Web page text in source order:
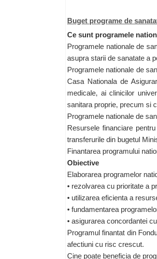
Buget programe de
Ce sunt programele
Programele nationale de
asupra starii de sanatate a
Programele nationale de
Casa Nationala de
medicale, ai clinicilor
sanitara proprie, precum si
Programele nationale de
Resursele financiare
transferurile din bugetul
Finantarea programului
Obiective
Elaborarea programelor
• rezolvarea cu prioritate a
• utilizarea eficienta a
• fundamentarea
• asigurarea concordantei
Programul finantat din
afectiuni cu risc crescut.
Cine poate beneficia de